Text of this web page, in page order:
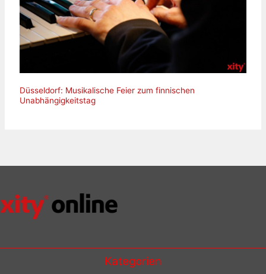
Düsseldorf: Musikalische Feier zum finnischen
Unabhängigkeitstag
Kategorien